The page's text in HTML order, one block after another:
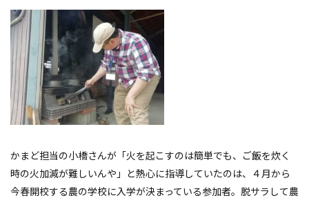
かまど担当の小橋さんが「火を起こすのは簡単でも、ご飯を炊く
時の火加減が難しいんや」と熱心に指導していたのは、４月から
今春開校する農の学校に入学が決まっている参加者。脱サラして農